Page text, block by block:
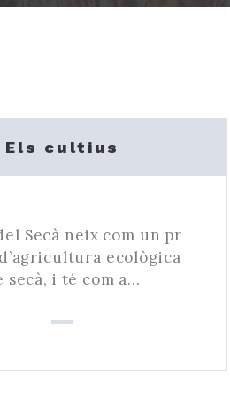
Els cultius
Secà neix com un pr
ecològica
secà, i té com a…